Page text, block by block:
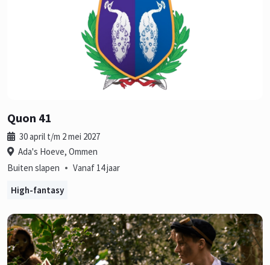
Quon 41
30 april t/m 2 mei 2027
Ada's Hoeve, Ommen
Buiten slapen • Vanaf 14 jaar
High-fantasy